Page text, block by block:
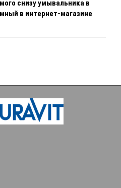
снизу умывальника в
в интернет-магазине